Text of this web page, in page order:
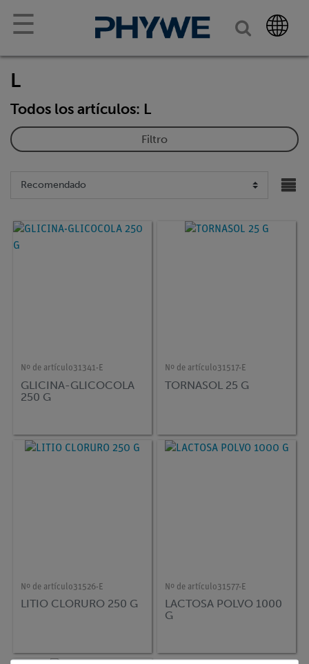
☰
L
Todos los artículos: L
Filtro
Nº de artículo31341-E
GLICINA-GLICOCOLA
250 G
Nº de artículo31517-E
TORNASOL 25 G
Nº de artículo31526-E
LITIO CLORURO 250 G
Nº de artículo31577-E
LACTOSA POLVO 1000
G